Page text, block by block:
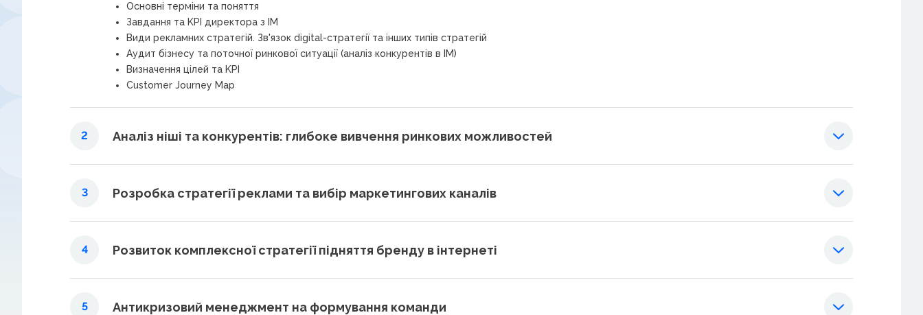
Основні терміни та поняття
Завдання та KPI директора з ІМ
Види рекламних стратегій. Зв'язок digital-стратегії та інших типів стратегій
Аудит бізнесу та поточної ринкової ситуації (аналіз конкурентів в ІМ)
Визначення цілей та KPI
Customer Journey Map
2 Аналіз ніші та конкурентів: глибоке вивчення ринкових можливостей
3 Розробка стратегії реклами та вибір маркетингових каналів
4 Розвиток комплексної стратегії підняття бренду в інтернеті
5 Антикризовий менеджмент на формування команди